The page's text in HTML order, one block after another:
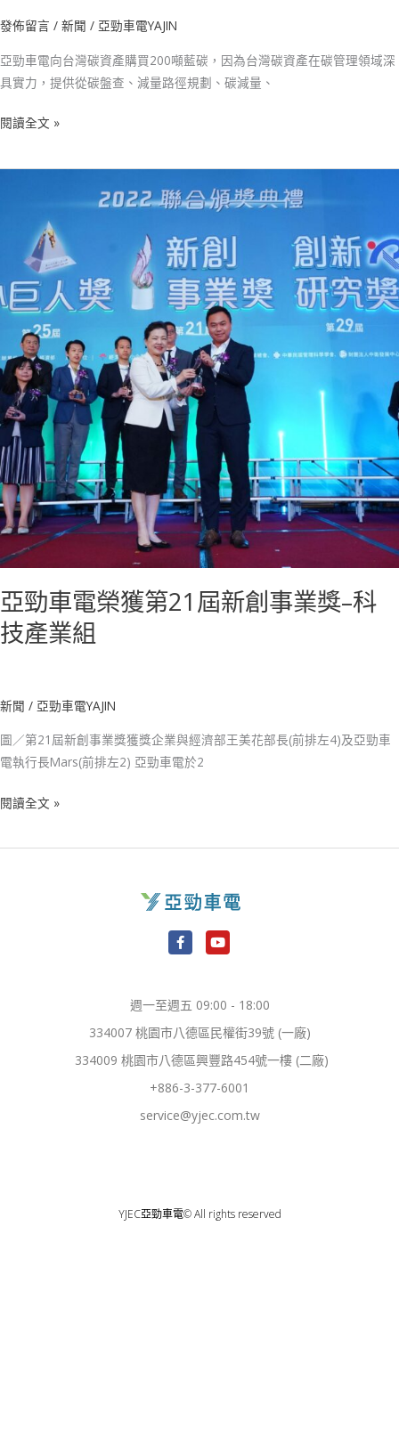
發佈留言 / 新聞 / 亞勁車電YAJIN
亞勁車電向台灣碳資產購買200噸藍碳，因為台灣碳資產在碳管理領域深
具實力，提供從碳盤查、減量路徑規劃、碳減量、
標
閱讀全文 »
亞勁車電榮獲第21屆新創事業獎–科
技產業組
新聞 / 亞勁車電YAJIN
圖／第21屆新創事業獎獲獎企業與經濟部王美花部長(前排左4)及亞勁車
電執行長Mars(前排左2) 亞勁車電於2
獲
第
屆
新
事
業
獎
–
科
技
產
組
閱讀全文 »
F
e
b
o
o
k
-
Y
t
u
b
e
週一至週五 09:00 - 18:00
334007 桃園市八德區民權街39號 (一廠)
334009 桃園市八德區興豐路454號一樓 (二廠)
+886-3-377-6001
service@yjec.com.tw
YJEC亞勁車電© All rights reserved